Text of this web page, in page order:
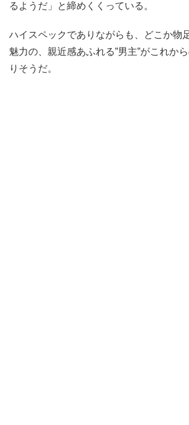
るようだ」と締めくくっている。
ハイスペックでありながらも、どこか物
魅力の、親近感あふれる”男主”がこれか
りそうだ。